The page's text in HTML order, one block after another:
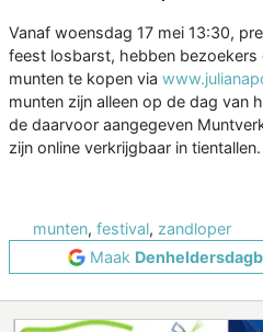
Vanaf woensdag 17 mei 13:30,
feest losbarst, hebben
munten te kopen via
munten zijn alleen op de dag van
de daarvoor aangegeven
zijn online verkrijgbaar in tientallen.
munten, festival, zandloper
Maak